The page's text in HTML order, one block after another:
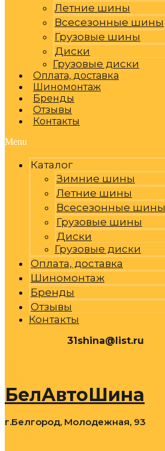
Летние шины
Всесезонные шины
Грузовые шины
Диски
Грузовые диски
Оплата, доставка
Шиномонтаж
Бренды
Отзывы
Контакты
Menu
Каталог
Зимние шины
Летние шины
Всесезонные шины
Грузовые шины
Диски
Грузовые диски
Оплата, доставка
Шиномонтаж
Бренды
Отзывы
Контакты
31shina@list.ru
БелАвтоШина
г.Белгород, Молодежная, 93